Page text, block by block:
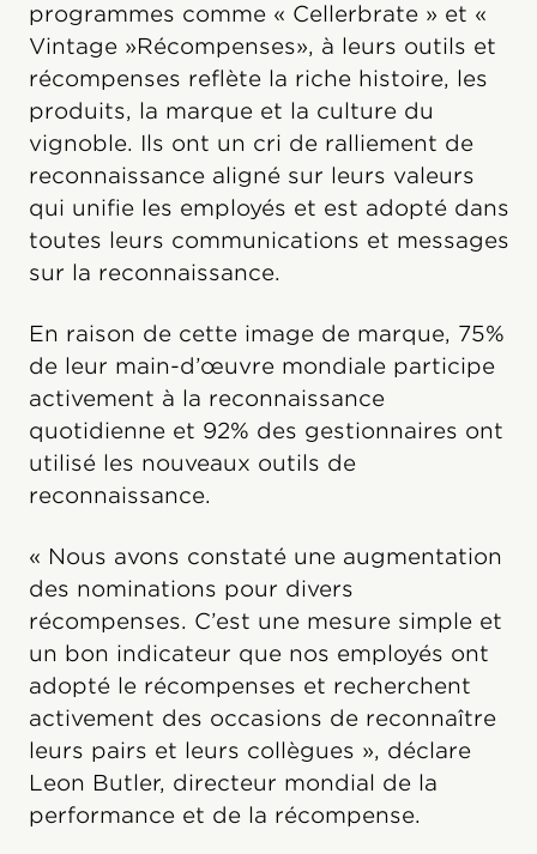
programmes comme « Cellerbrate » et «
Vintage »Récompenses», à leurs outils et
récompenses reflète la riche histoire, les
produits, la marque et la culture du
vignoble. Ils ont un cri de ralliement de
reconnaissance aligné sur leurs valeurs
qui unifie les employés et est adopté dans
toutes leurs communications et messages
sur la reconnaissance.
En raison de cette image de marque, 75%
de leur main-d’œuvre mondiale participe
activement à la reconnaissance
quotidienne et 92% des gestionnaires ont
utilisé les nouveaux outils de
reconnaissance.
« Nous avons constaté une augmentation
des nominations pour divers
récompenses. C’est une mesure simple et
un bon indicateur que nos employés ont
adopté le récompenses et recherchent
activement des occasions de reconnaître
leurs pairs et leurs collègues », déclare
Leon Butler, directeur mondial de la
performance et de la récompense.